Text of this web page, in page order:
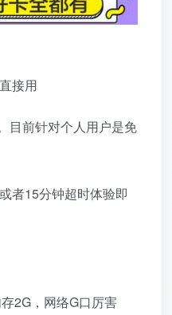
接用
目前针对个人用户是免
者15分钟超时体验即
2G，网络G口厉害